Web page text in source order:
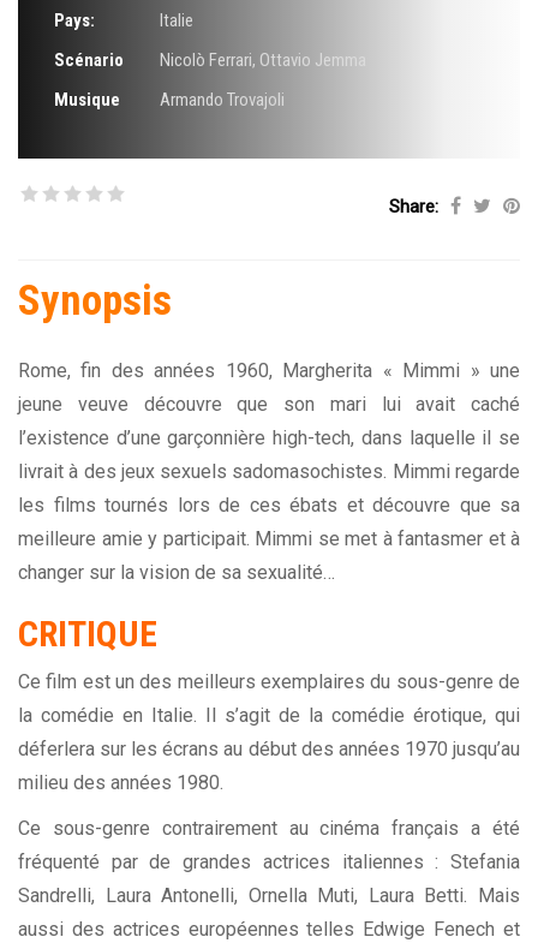
Pays:
Italie
Scénario
Nicolò Ferrari, Ottavio Jemma
Musique
Armando Trovajoli
Share:
Synopsis
Rome, fin des années 1960, Margherita « Mimmi » une
jeune veuve découvre que son mari lui avait caché
l’existence d’une garçonnière high-tech, dans laquelle il se
livrait à des jeux sexuels sadomasochistes. Mimmi regarde
les films tournés lors de ces ébats et découvre que sa
meilleure amie y participait. Mimmi se met à fantasmer et à
changer sur la vision de sa sexualité…
CRITIQUE
Ce film est un des meilleurs exemplaires du sous-genre de
la comédie en Italie. Il s’agit de la comédie érotique, qui
déferlera sur les écrans au début des années 1970 jusqu’au
milieu des années 1980.
Ce sous-genre contrairement au cinéma français a été
fréquenté par de grandes actrices italiennes : Stefania
Sandrelli, Laura Antonelli, Ornella Muti, Laura Betti. Mais
aussi des actrices européennes telles Edwige Fenech et